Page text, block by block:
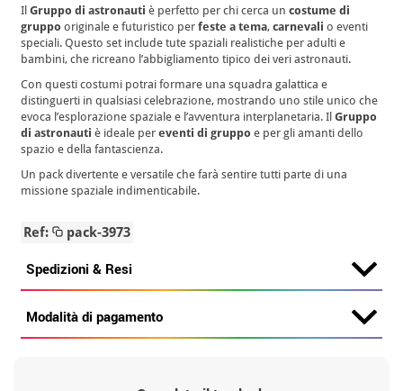
IlGruppo di astronauti è perfetto per chi cerca uncostume di
gruppo originale e futuristico perfeste a tema,carnevali o eventi
speciali. Questo set include tute spaziali realistiche per adulti e
bambini, che ricreano l’abbigliamento tipico dei veri astronauti.
Con questi costumi potrai formare una squadra galattica e
distinguerti in qualsiasi celebrazione, mostrando uno stile unico che
evoca l’esplorazione spaziale e l’avventura interplanetaria. IlGruppo
di astronauti è ideale pereventi di gruppo e per gli amanti dello
spazio e della fantascienza.
Un pack divertente e versatile che farà sentire tutti parte di una
missione spaziale indimenticabile.
Ref: pack-3973
Spedizioni & Resi
Modalità di pagamento